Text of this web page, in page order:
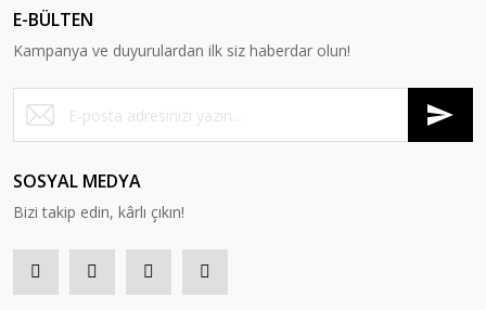
E-BÜLTEN
Kampanya ve duyurulardan ilk siz haberdar olun!
SOSYAL MEDYA
Bizi takip edin, kârlı çıkın!